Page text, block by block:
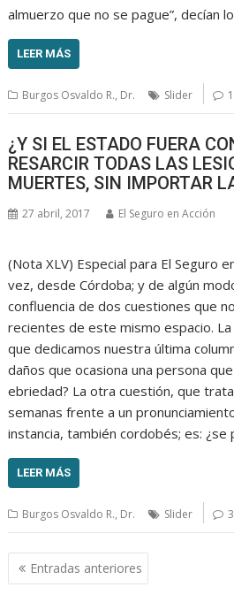
almuerzo que no se pague”, decían
LEER MÁS
Burgos Osvaldo R., Dr. Slider
¿Y SI EL ESTADO FUERA
RESARCIR TODAS LAS
MUERTES, SIN IMPORTAR
27 abril, 2017 El Seguro en Acción
(Nota XLV) Especial para El Seguro
vez, desde Córdoba; y de algún
confluencia de dos cuestiones que
recientes de este mismo espacio.
que dedicamos nuestra última
daños que ocasiona una persona
ebriedad? La otra cuestión, que
semanas frente a un
instancia, también cordobés; es: ¿se
LEER MÁS
Burgos Osvaldo R., Dr. Slider
Navegación
de
Entradas anteriores